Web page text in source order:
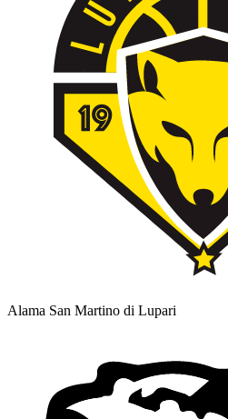
Alama San Martino di Lupari